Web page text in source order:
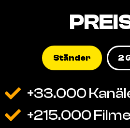
Ständer 2
+33.000
+215.000